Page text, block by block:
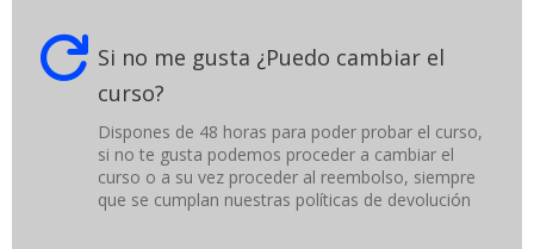
 Si no me gusta ¿Puedo cambiar el
curso?
Dispones de 48 horas para poder probar el curso,
si no te gusta podemos proceder a cambiar el
curso o a su vez proceder al reembolso, siempre
que se cumplan nuestras políticas de devolución